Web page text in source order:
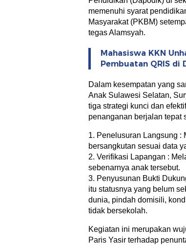
memenuhi syarat
Masyarakat (PKBM)
tegas Alamsyah.
Mahasiswa KKN
Pembuatan QRIS di
Dalam kesempatan yang
Anak Sulawesi Selatan,
tiga strategi kunci dan
penanganan berjalan tepat
1. Penelusuran Langsung :
bersangkutan sesuai data
2. Verifikasi Lapangan :
sebenarnya anak tersebut.
3. Penyusunan Bukti
itu statusnya yang belum
dunia, pindah domisili,
tidak bersekolah.
Kegiatan ini merupakan
Paris Yasir terhadap